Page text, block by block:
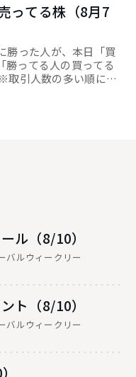
ってる株（8月7
勝った人が、本日「買
勝ってる人の買ってる
取引人数の多い順にラ
ル（8/10）
バルウィークリー
ト（8/10）
バルウィークリー